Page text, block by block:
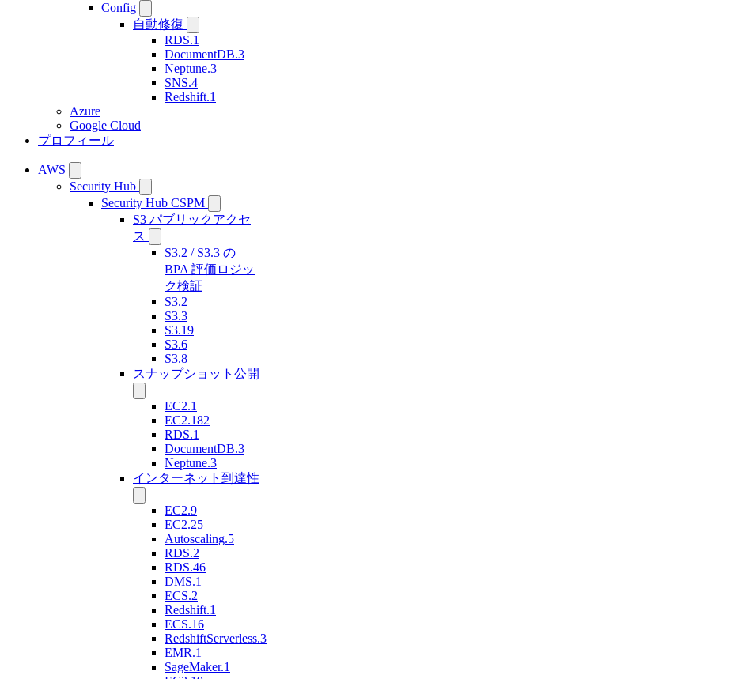
Config
自動修復
RDS.1
DocumentDB.3
Neptune.3
SNS.4
Redshift.1
Azure
Google Cloud
プロフィール
AWS
Security Hub
Security Hub CSPM
S3 パブリックアクセ
ス
S3.2 / S3.3 の
BPA 評価ロジッ
ク検証
S3.2
S3.3
S3.19
S3.6
S3.8
スナップショット公開
EC2.1
EC2.182
RDS.1
DocumentDB.3
Neptune.3
インターネット到達性
EC2.9
EC2.25
Autoscaling.5
RDS.2
RDS.46
DMS.1
ECS.2
Redshift.1
ECS.16
RedshiftServerless.3
EMR.1
SageMaker.1